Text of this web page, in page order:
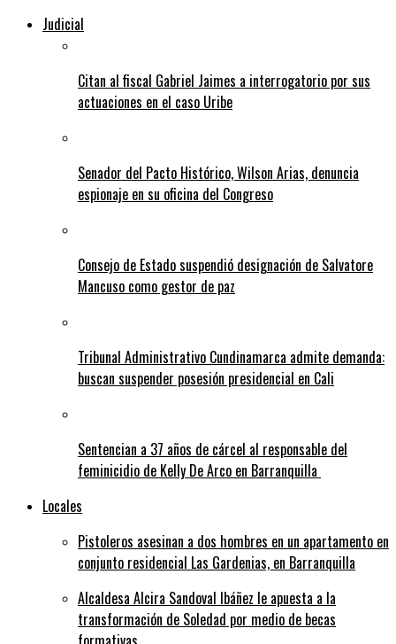
Judicial
Citan al fiscal Gabriel Jaimes a interrogatorio por sus
actuaciones en el caso Uribe
Senador del Pacto Histórico, Wilson Arias, denuncia
espionaje en su oficina del Congreso
Consejo de Estado suspendió designación de Salvatore
Mancuso como gestor de paz
Tribunal Administrativo Cundinamarca admite demanda:
buscan suspender posesión presidencial en Cali
Sentencian a 37 años de cárcel al responsable del
feminicidio de Kelly De Arco en Barranquilla
Locales
Pistoleros asesinan a dos hombres en un apartamento en
conjunto residencial Las Gardenias, en Barranquilla
Alcaldesa Alcira Sandoval Ibáñez le apuesta a la
transformación de Soledad por medio de becas